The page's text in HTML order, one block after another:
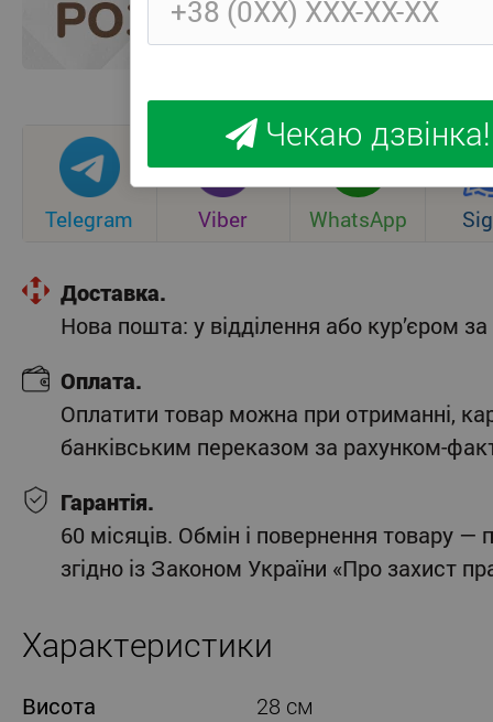
Telegram Viber WhatsApp
Доставка.
Нова пошта: у відділення або кур’єром
Оплата.
Оплатити товар можна при отриманні,
банківським переказом за рахунком-
Гарантія.
60 місяців. Обмін і повернення товару —
згідно із Законом України «Про захист
Характеристики
Висота
28 см
Чекаю дзвінка!